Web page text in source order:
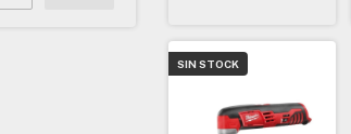
SIN STOCK